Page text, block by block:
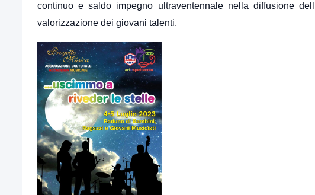
continuo e saldo impegno ultraventennale nella diffusione
valorizzazione dei giovani talenti.